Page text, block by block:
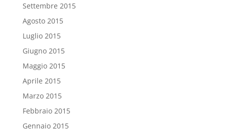
Settembre 2015
Agosto 2015
Luglio 2015
Giugno 2015
Maggio 2015
Aprile 2015
Marzo 2015
Febbraio 2015
Gennaio 2015